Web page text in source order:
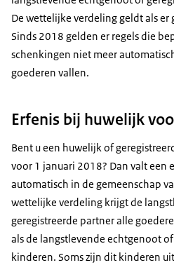
De wettelijke verdeling geldt als er
Sinds 2018 gelden er regels die
schenkingen niet meer
goederen vallen.
Erfenis bij huwelijk
Bent u een huwelijk of
voor 1 januari 2018? Dan valt een
automatisch in de gemeenschap
wettelijke verdeling krijgt de
geregistreerde partner alle
als de langstlevende echtgenoot
kinderen. Soms zijn dit kinderen